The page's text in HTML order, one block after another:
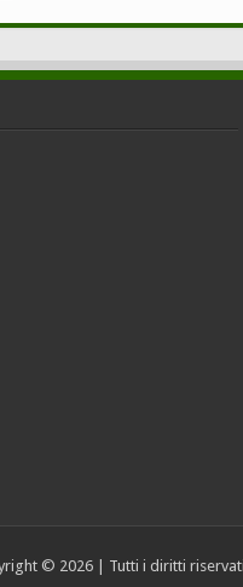
© 2026 | Tutti i diritti